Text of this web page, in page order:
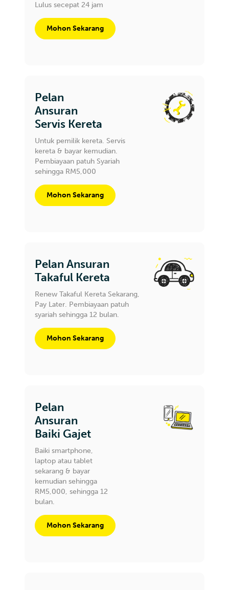
Lulus secepat 24 jam
Mohon Sekarang
Pelan
Ansuran
Servis Kereta
Untuk pemilik kereta. Servis
kereta & bayar kemudian.
Pembiayaan patuh Syariah
sehingga RM5,000
Mohon Sekarang
Pelan Ansuran
Takaful Kereta
Renew Takaful Kereta Sekarang,
Pay Later. Pembiayaan patuh
syariah sehingga 12 bulan.
Mohon Sekarang
Pelan
Ansuran
Baiki Gajet
Baiki smartphone,
laptop atau tablet
sekarang & bayar
kemudian sehingga
RM5,000, sehingga 12
bulan.
Mohon Sekarang